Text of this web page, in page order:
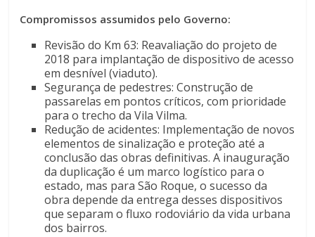
Compromissos assumidos pelo Governo:
Revisão do Km 63: Reavaliação do projeto de
2018 para implantação de dispositivo de acesso
em desnível (viaduto).
Segurança de pedestres: Construção de
passarelas em pontos críticos, com prioridade
para o trecho da Vila Vilma.
Redução de acidentes: Implementação de novos
elementos de sinalização e proteção até a
conclusão das obras definitivas. A inauguração
da duplicação é um marco logístico para o
estado, mas para São Roque, o sucesso da
obra depende da entrega desses dispositivos
que separam o fluxo rodoviário da vida urbana
dos bairros.